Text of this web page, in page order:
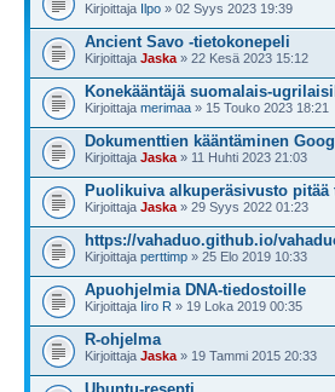
Kirjoittaja Ilpo » 02 Syys 2023 19:39
Ancient Savo -tietokonepeli
Kirjoittaja Jaska » 22 Kesä 2023 15:12
Konekääntäjä suomalais-
Kirjoittaja merimaa » 15 Touko 2023 18:21
Dokumenttien kääntäminen
Kirjoittaja Jaska » 11 Huhti 2023 21:03
Puolikuiva alkuperäsivusto pitää
Kirjoittaja Jaska » 29 Syys 2022 01:23
https://vahaduo.github.io/
Kirjoittaja perttimp » 25 Elo 2019 10:33
Apuohjelmia DNA-tiedostoille
Kirjoittaja Iiro R » 19 Loka 2019 00:35
R-ohjelma
Kirjoittaja Jaska » 19 Tammi 2015 20:33
Ubuntu-resepti